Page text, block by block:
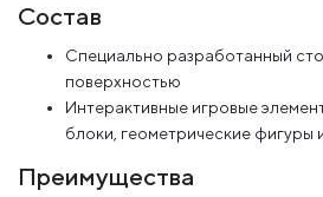
Состав
Специально разработанный
поверхностью
Интерактивные игровые
блоки, геометрические фигуры
Преимущества